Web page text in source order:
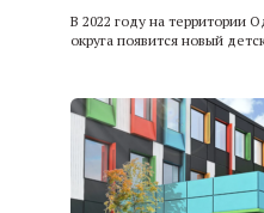
В 2022 году на территории
округа появится новый